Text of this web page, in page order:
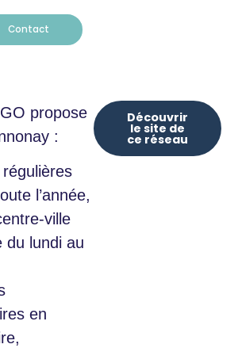
Contact
propose
:
l’année,
ville
du lundi au
en
Découvrir
le site de
ce réseau